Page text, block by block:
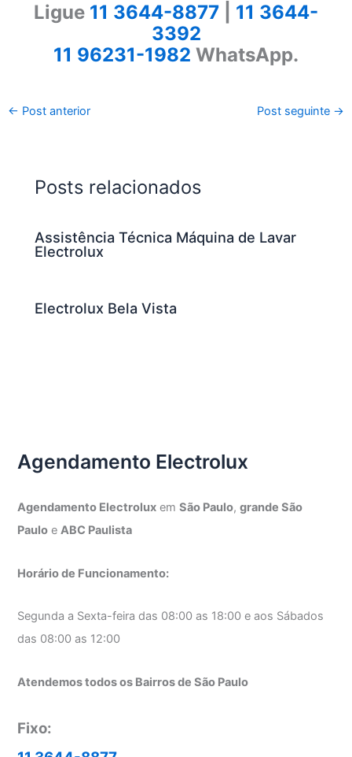
Ligue 11 3644-8877
11 3644-
3392
11 96231-1982 WhatsApp.
← Post anterior Post seguinte →
Posts relacionados
Assistência Técnica Máquina de Lavar
Electrolux
Electrolux Bela Vista
Agendamento Electrolux
Agendamento Electrolux emSão Paulo,grande São
Paulo eABC Paulista
Horário de Funcionamento:
Segunda a Sexta-feira das 08:00 as 18:00 e aos Sábados
das 08:00 as 12:00
Atendemos todos os Bairros de São Paulo
Fixo: